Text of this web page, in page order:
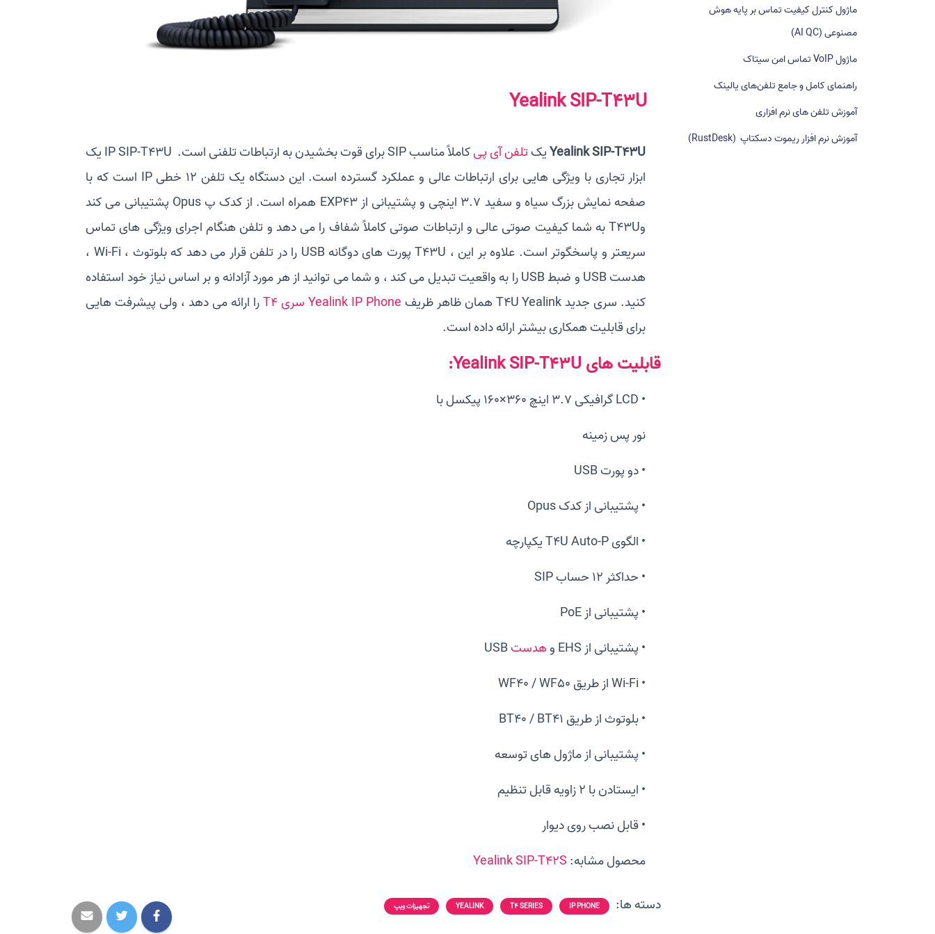
ماژول کنترل کیفیت تماس بر پایه هوش
مصنوعی (AI QC)
ماژول VoIP تماس امن سیتاک
راهنمای کامل و جامع تلفن‌های یالینک
آموزش تلفن های نرم افزاری
آموزش نرم افزار ریموت دسکتاپ (RustDesk)
Yealink SIP-T43U
Yealink SIP-T43Uیک تلفن آی پی
کاملاً مناسب SIP برای قوت بخشیدن به ارتباطات تلفنی است. IP SIP-T43U یک
ابزار تجاری با ویژگی هایی برای ارتباطات عالی و عملکرد گسترده است. این دستگاه یک تلفن 12 خطی IP است که با
صفحه نمایش بزرگ سیاه و سفید 3.7 اینچی و پشتیبانی از EXP43 همراه است. از کدک پ Opus پشتیبانی می کند
وT43U به شما کیفیت صوتی عالی و ارتباطات صوتی کاملاً شفاف را می دهد و تلفن هنگام اجرای ویژگی های تماس
سریعتر و پاسخگوتر است. علاوه بر این ، T43U پورت های دوگانه USB را در تلفن قرار می دهد که بلوتوث ، Wi-Fi ،
هدست USB و ضبط USB را به واقعیت تبدیل می کند ، و شما می توانید از هر مورد آزادانه و بر اساس نیاز خود استفاده
کنید. سری جدید T4U Yealink همان ظاهر ظریف
Yealink IP Phone سری T4
را ارائه می دهد ، ولی پیشرفت هایی
برای قابلیت همکاری بیشتر ارائه داده است.
قابلیت های Yealink SIP-T43U:
• LCD گرافیکی 3.7 اینچ 360×160 پیکسل با
نور پس زمینه
• دو پورت USB
• پشتیبانی از کدک Opus
• الگوی T4U Auto-P یکپارچه
• حداکثر 12 حساب SIP
• پشتیبانی از PoE
• پشتیبانی از EHS و هدستUSB
• Wi-Fi از طریق WF40 / WF50
• بلوتوث از طریق BT40 / BT41
• پشتیبانی از ماژول های توسعه
• ایستادن با 2 زاویه قابل تنظیم
• قابل نصب روی دیوار
محصول مشابه: Yealink SIP-T42S
دسته ها: IP PHONE
T4 SERIES
YEALINK تجهیزات ویپ